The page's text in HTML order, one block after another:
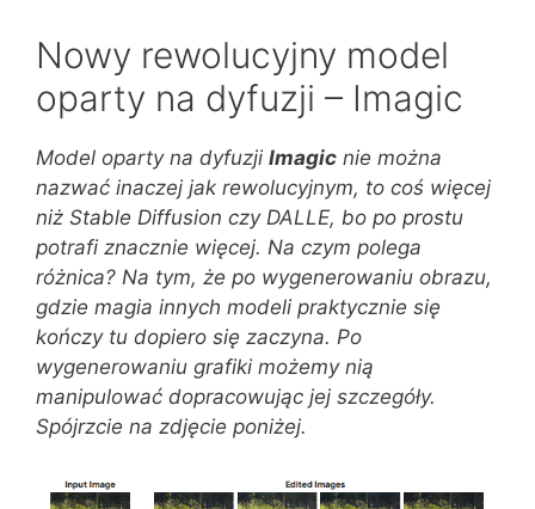
Nowy rewolucyjny model
oparty na dyfuzji – Imagic
Model oparty na dyfuzji Imagic nie można
nazwać inaczej jak rewolucyjnym, to coś więcej
niż Stable Diffusion czy DALLE, bo po prostu
potrafi znacznie więcej. Na czym polega
różnica? Na tym, że po wygenerowaniu obrazu,
gdzie magia innych modeli praktycznie się
kończy tu dopiero się zaczyna. Po
wygenerowaniu grafiki możemy nią
manipulować dopracowując jej szczegóły.
Spójrzcie na zdjęcie poniżej.